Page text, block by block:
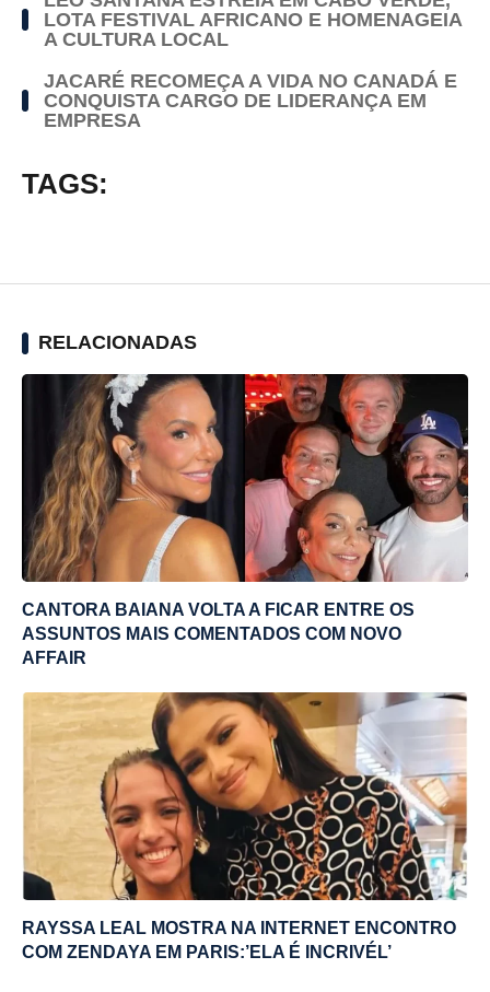
LOTA FESTIVAL AFRICANO E HOMENAGEIA
A CULTURA LOCAL
JACARÉ RECOMEÇA A VIDA NO CANADÁ E
CONQUISTA CARGO DE LIDERANÇA EM
EMPRESA
TAGS:
RELACIONADAS
CANTORA BAIANA VOLTA A FICAR ENTRE OS
ASSUNTOS MAIS COMENTADOS COM NOVO
AFFAIR
RAYSSA LEAL MOSTRA NA INTERNET ENCONTRO
COM ZENDAYA EM PARIS:’ELA É INCRIVÉL’